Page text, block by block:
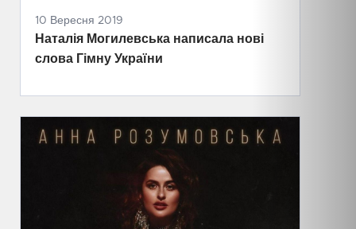
10 Вересня 2019
Наталія Могилевська написала нові
слова Гімну України